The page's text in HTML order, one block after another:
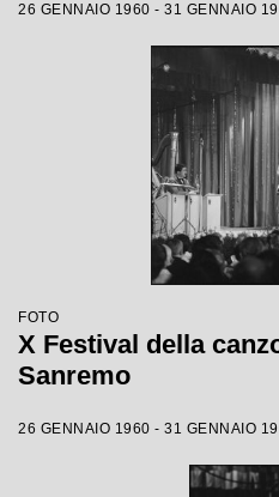
26 GENNAIO 1960 - 31 GENNAIO
FOTO
X Festival della
Sanremo
26 GENNAIO 1960 - 31 GENNAIO